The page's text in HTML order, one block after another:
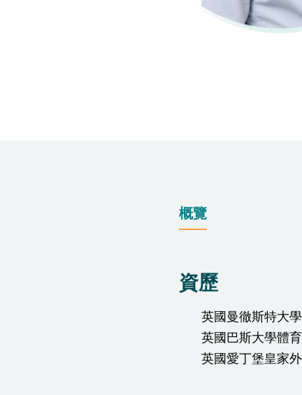
概覽
資歷
英國曼徹斯特大
英國巴斯大學體
英國愛丁堡皇家